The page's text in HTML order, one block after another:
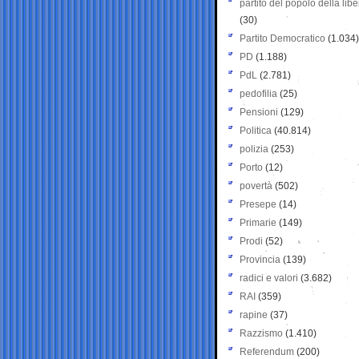
partito del popolo della
(30)
Partito Democratico (1.034)
PD (1.188)
PdL (2.781)
pedofilia (25)
Pensioni (129)
Politica (40.814)
polizia (253)
Porto (12)
povertà (502)
Presepe (14)
Primarie (149)
Prodi (52)
Provincia (139)
radici e valori (3.682)
RAI (359)
rapine (37)
Razzismo (1.410)
Referendum (200)